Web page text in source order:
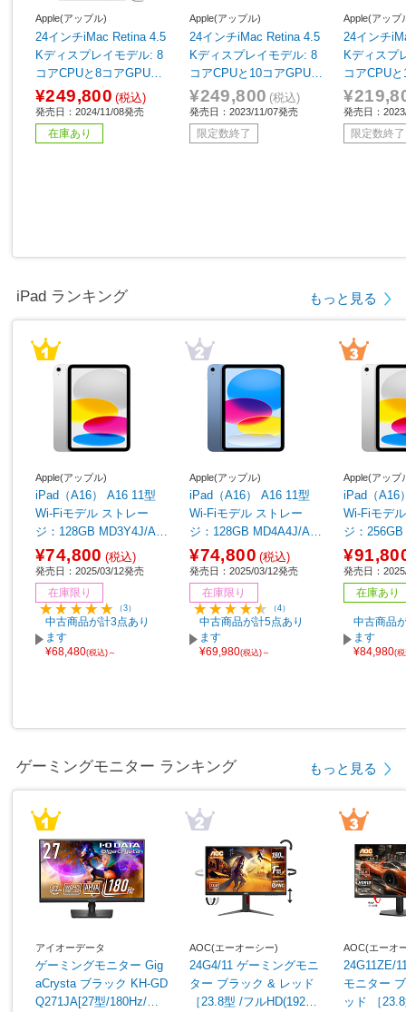
Apple(アップル)
24インチiMac Retina 4.5
Kディスプレイモデル: 8
コアCPUと8コアGPUを
搭載したApple M4チッ
プ, 16GB, 256GB SSD -
シルバー シルバー MWU
C3J/A
¥249,800 (税込)
発売日：2024/11/08発売
在庫あり
Apple(アップル)
24インチiMac Retina 4.5
Kディスプレイモデル: 8
コアCPUと10コアGPUを
搭載したApple M3チッ
プ, 512GB SSD - シルバ
ー シルバー MQRK3J/A
［23.5型 /Apple M3 /メ
¥249,800 (税込)
発売日：2023/11/07発売
限定数終了
Apple(アップ
24インチ
Kディスプ
コアCPU
搭載した
プ, 256GB
ピンク
5型 /Apple
発売日：
限定数終了
iPad ランキング もっと見る
Apple(アップル)
iPad（A16） A16 11型
Wi-Fiモデル ストレー
ジ：128GB MD3Y4J/A
シルバー
¥74,800 (税込)
発売日：2025/03/12発売
在庫限り
（3）
中古商品が計3点あり
ます
¥68,480(税込)～
Apple(アップル)
iPad（A16） A16 11型
Wi-Fiモデル ストレー
ジ：128GB MD4A4J/A
ブルー
¥74,800 (税込)
発売日：2025/03/12発売
在庫限り
（4）
中古商品が計5点あり
ます
¥69,980(税込)～
Apple(アップ
iPad（A16
Wi-Fiモデル ストレ
ジ：
シルバー
発売日：
在庫あり
中古商品
ます
¥84,980(
ゲーミングモニター ランキング もっと見る
アイオーデータ
ゲーミングモニター Gig
aCrysta ブラック KH-GD
Q271JA[27型/180Hz/WQ
AOC(エーオーシー)
24G4/11 ゲーミングモニ
ター ブラック & レッド
［23.8型 /フルHD(1920×
AOC(エーオ
24G11ZE/
モニター ブラック & レ
ッド ［